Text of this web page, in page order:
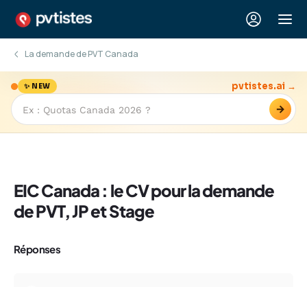
La demande de PVT Canada
✨ NEW
→
pvtistes.ai →
EIC Canada : le CV pour la demande
de PVT, JP et Stage
Réponses